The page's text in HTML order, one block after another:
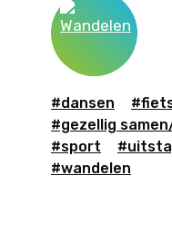
#dansen
#gezellig
#sport
#wandelen